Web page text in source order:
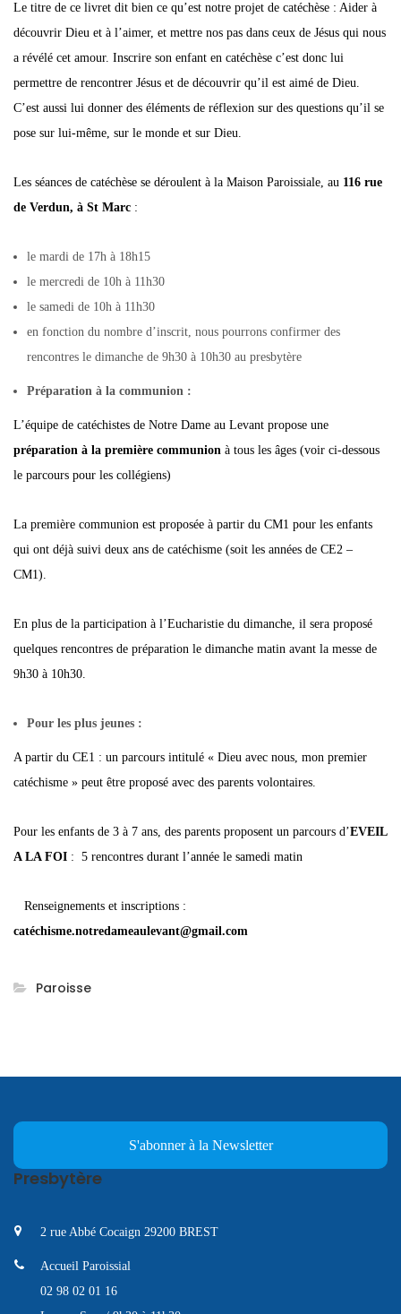
Le titre de ce livret dit bien ce qu’est notre projet de catéchèse : Aider à
découvrir Dieu et à l’aimer, et mettre nos pas dans ceux de Jésus qui nous
a révélé cet amour. Inscrire son enfant en catéchèse c’est donc lui
permettre de rencontrer Jésus et de découvrir qu’il est aimé de Dieu.
C’est aussi lui donner des éléments de réflexion sur des questions qu’il se
pose sur lui-même, sur le monde et sur Dieu.
Les séances de catéchèse se déroulent à la Maison Paroissiale, au 116 rue
de Verdun, à St Marc :
le mardi de 17h à 18h15
le mercredi de 10h à 11h30
le samedi de 10h à 11h30
en fonction du nombre d’inscrit, nous pourrons confirmer des
rencontres le dimanche de 9h30 à 10h30 au presbytère
Préparation à la communion :
L’équipe de catéchistes de Notre Dame au Levant propose une
préparation à la première communion à tous les âges (voir ci-dessous
le parcours pour les collégiens)
La première communion est proposée à partir du CM1 pour les enfants
qui ont déjà suivi deux ans de catéchisme (soit les années de CE2 –
CM1).
En plus de la participation à l’Eucharistie du dimanche, il sera proposé
quelques rencontres de préparation le dimanche matin avant la messe de
9h30 à 10h30.
Pour les plus jeunes :
A partir du CE1 : un parcours intitulé « Dieu avec nous, mon premier
catéchisme » peut être proposé avec des parents volontaires.
Pour les enfants de 3 à 7 ans, des parents proposent un parcours d’EVEIL
A LA FOI : 5 rencontres durant l’année le samedi matin
Renseignements et inscriptions :
catéchisme.notredameaulevant@gmail.com
Paroisse
S'abonner à la Newsletter
Presbytère
2 rue Abbé Cocaign 29200 BREST
Accueil Paroissial
02 98 02 01 16